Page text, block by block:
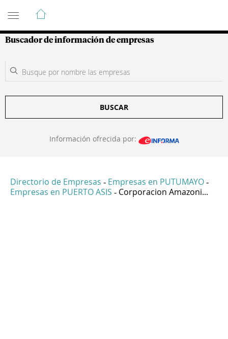
Guía de Empresas Colombianas
Buscador de información de empresas
BUSCAR
Información ofrecida por:
Directorio de Empresas - Empresas en PUTUMAYO -
Empresas en PUERTO ASIS - Corporacion Amazoni...